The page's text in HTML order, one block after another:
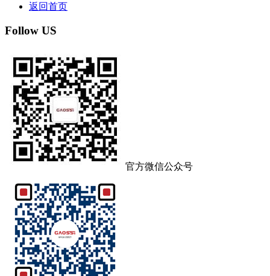
返回首页
Follow US
官方微信公众号